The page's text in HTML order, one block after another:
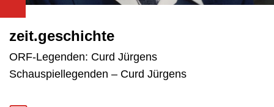
zeit.geschichte
ORF-Legenden: Curd Jürgens
Schauspiellegenden – Curd Jürgens